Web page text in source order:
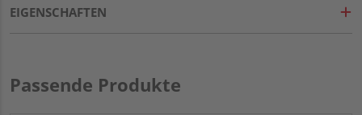
EIGENSCHAFTEN
Passende Produkte